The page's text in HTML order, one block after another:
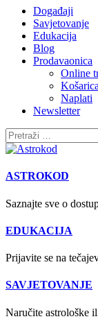
Događaji
Savjetovanje
Edukacija
Blog
Prodavaonica
Online
Košarica
Naplati
Newsletter
Pretraži:
ASTROKOD
Saznajte sve o
EDUKACIJA
Prijavite se na
SAVJETOVANJE
Naručite astrološke